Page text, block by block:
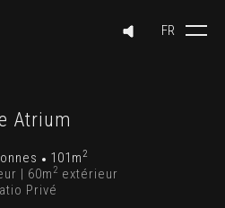
Atrium
101m2
| 60m 2 extérieur
Privé